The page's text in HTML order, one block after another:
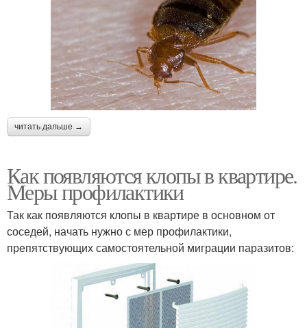
читать дальше →
Как появляются клопы в квартире.
Меры профилактики
Так как появляются клопы в квартире в основном от
соседей, начать нужно с мер профилактики,
препятствующих самостоятельной миграции паразитов: